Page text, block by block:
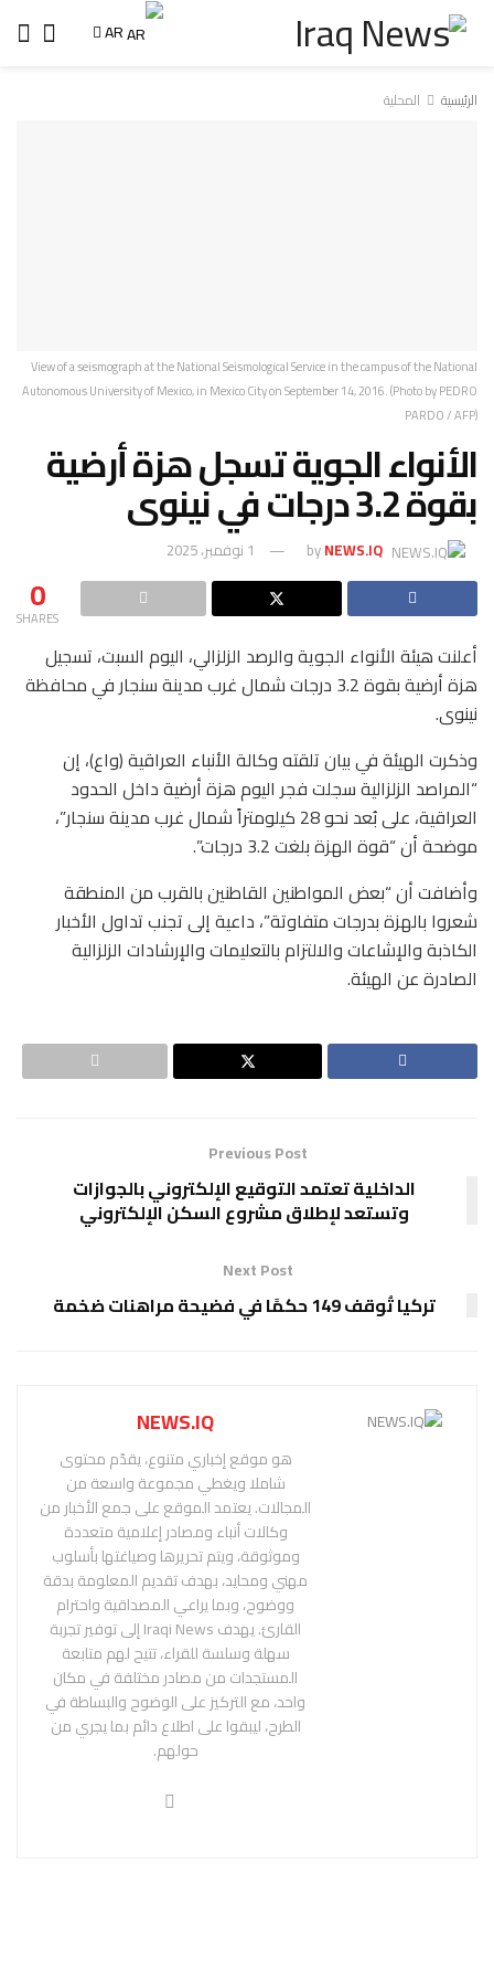
AR
الرئيسية المحلية
View of a seismograph at the National Seismological Service in the campus of the National
Autonomous University of Mexico, in Mexico City on September 14, 2016. (Photo by PEDRO
PARDO / AFP)
الأنواء الجوية تسجل هزة أرضية
بقوة 3.2 درجات في نينوى
byNEWS.IQ 1 نوفمبر، 2025
0
SHARES
أعلنت هيئة الأنواء الجوية والرصد الزلزالي، اليوم السبت، تسجيل
هزة أرضية بقوة 3.2 درجات شمال غرب مدينة سنجار في محافظة
نينوى.
وذكرت الهيئة في بيان تلقته وكالة الأنباء العراقية (واع)، إن
“المراصد الزلزالية سجلت فجر اليوم هزة أرضية داخل الحدود
العراقية، على بُعد نحو 28 كيلومتراً شمال غرب مدينة سنجار”،
موضحة أن “قوة الهزة بلغت 3.2 درجات”.
وأضافت أن “بعض المواطنين القاطنين بالقرب من المنطقة
شعروا بالهزة بدرجات متفاوتة”، داعية إلى تجنب تداول الأخبار
الكاذبة والإشاعات والالتزام بالتعليمات والإرشادات الزلزالية
الصادرة عن الهيئة.
Previous Post
الداخلية تعتمد التوقيع الإلكتروني بالجوازات
وتستعد لإطلاق مشروع السكن الإلكتروني
Next Post
تركيا تُوقف 149 حكمًا في فضيحة مراهنات ضخمة
NEWS.IQ
هو موقع إخباري متنوع، يقدّم محتوى
شاملا ويغطي مجموعة واسعة من
المجالات. يعتمد الموقع على جمع الأخبار من
وكالات أنباء ومصادر إعلامية متعددة
وموثوقة، ويتم تحريرها وصياغتها بأسلوب
مهني ومحايد، بهدف تقديم المعلومة بدقة
ووضوح، وبما يراعي المصداقية واحترام
القارئ. يهدف Iraqi News إلى توفير تجربة
سهلة وسلسة للقراء، تتيح لهم متابعة
المستجدات من مصادر مختلفة في مكان
واحد، مع التركيز على الوضوح والبساطة في
الطرح، ليبقوا على اطلاع دائم بما يجري من
حولهم.